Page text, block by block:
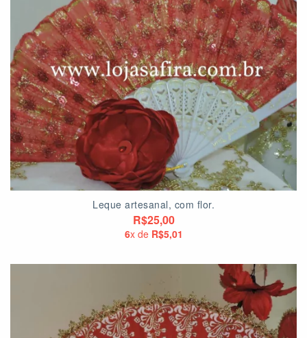
Leque artesanal, com flor.
R$25,00
6x de R$5,01